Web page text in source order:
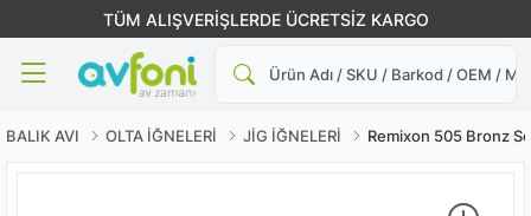
TÜM ALIŞVERİŞLERDE ÜCRETSİZ KARGO
BALIK AVI OLTA İĞNELERİ JİG İĞNELERİ Remixon 505 Bronz